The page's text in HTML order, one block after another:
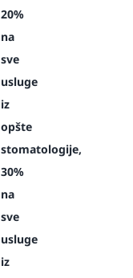
20%
na
sve
usluge
iz
opšte
stomatologije,
30%
na
sve
usluge
iz